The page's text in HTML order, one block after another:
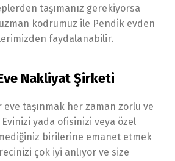
taşımanız gerekiyorsa
kodrumuz ile Pendik evden
faydalanabilir.
Nakliyat Şirketi
taşınmak her zaman zorlu ve
yada ofisinizi veya özel
birilerine emanet etmek
çok iyi anlıyor ve size